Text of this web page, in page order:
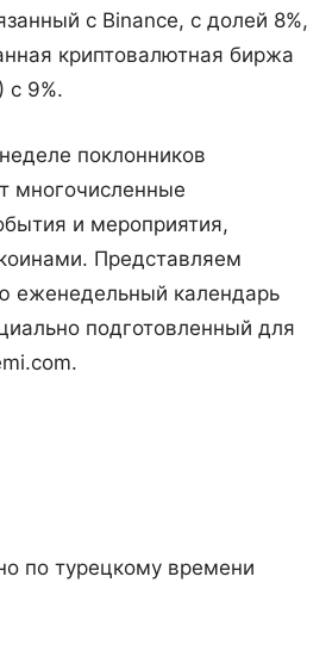
с Binance, с долей 8%,
криптовалютная биржа
с 9%.
поклонников
многочисленные
и мероприятия,
Представляем
еженедельный календарь
подготовленный для
по турецкому времени